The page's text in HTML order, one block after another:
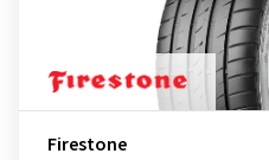
Firestone